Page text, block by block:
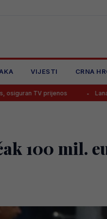
VIJESTI CRNA
Lana Pudar predvodi
100 mil.